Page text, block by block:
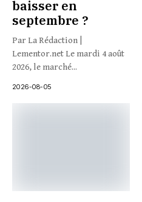
baisser en
septembre ?
Par La Rédaction |
Lementor.net Le mardi 4 août
2026, le marché...
2026-08-05